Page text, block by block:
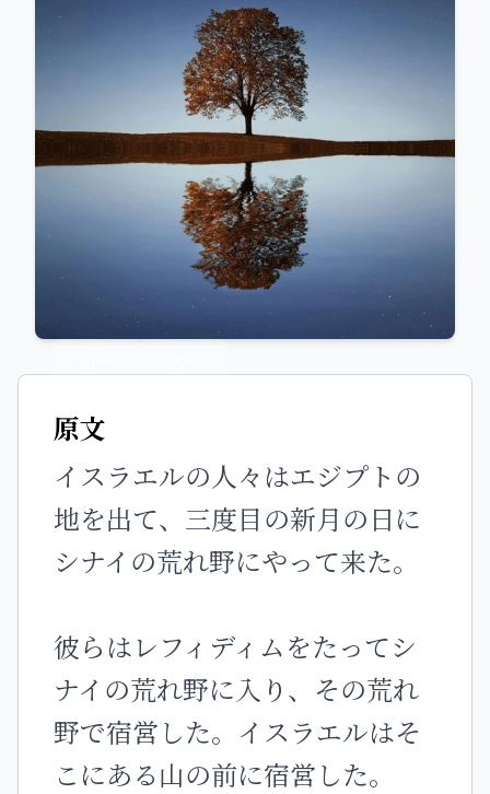
原文
イスラエルの人々はエジプトの
地を出て、三度目の新月の日に
シナイの荒れ野にやって来た。
彼らはレフィディムをたってシ
ナイの荒れ野に入り、その荒れ
野で宿営した。イスラエルはそ
こにある山の前に宿営した。